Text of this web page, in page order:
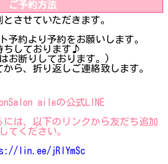
ご予約方法
とさせていただきます。
予約より予約をお願いします。
ちしております♪
お断りしております。)
ら、折り返しご連絡致します。
aileの公式LINE
には、以下のリンクから友だち追加
してください。
lin.ee/jRIYmSc